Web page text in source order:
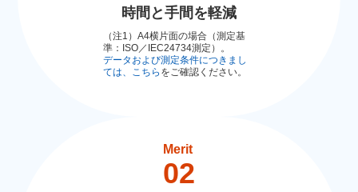
時間と手間を軽減
（注1）A4横片面の場合（測定基
準：ISO／IEC24734測定）。
データおよび測定条件につきまし
ては、こちら をご確認ください。
Merit
02